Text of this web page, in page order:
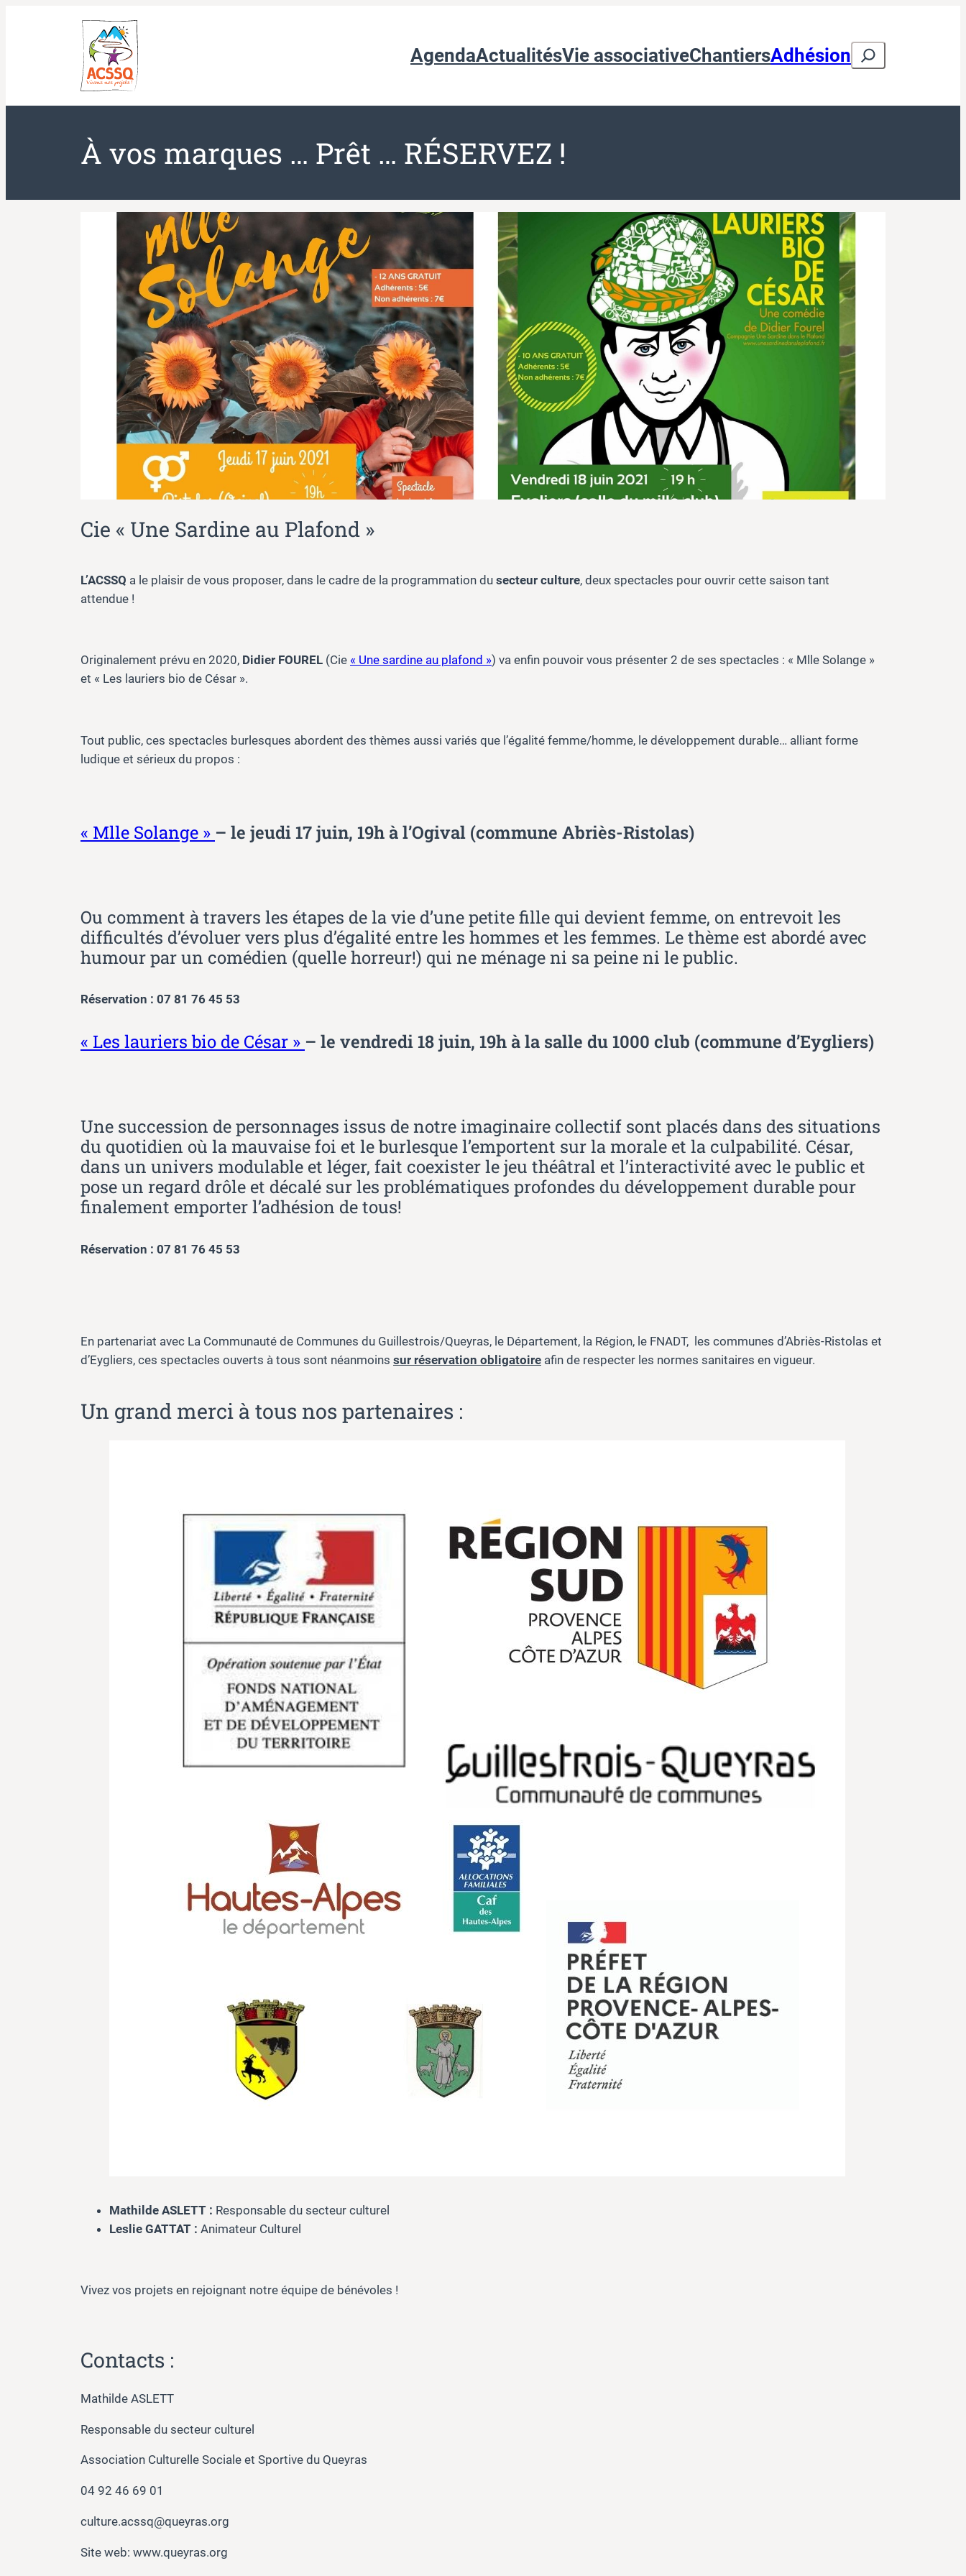
AgendaActualitésVie associativeChantiersAdhésion Search
À vos marques … Prêt … RÉSERVEZ !
Cie « Une Sardine au Plafond »
L’ACSSQ a le plaisir de vous proposer, dans le cadre de la programmation du secteur culture, deux spectacles pour ouvrir cette saison tant
attendue !
Originalement prévu en 2020, Didier FOUREL (Cie « Une sardine au plafond ») va enfin pouvoir vous présenter 2 de ses spectacles : « Mlle Solange »
et « Les lauriers bio de César ».
Tout public, ces spectacles burlesques abordent des thèmes aussi variés que l’égalité femme/homme, le développement durable… alliant forme
ludique et sérieux du propos :
« Mlle Solange » – le jeudi 17 juin, 19h à l’Ogival (commune Abriès-Ristolas)
Ou comment à travers les étapes de la vie d’une petite fille qui devient femme, on entrevoit les
difficultés d’évoluer vers plus d’égalité entre les hommes et les femmes. Le thème est abordé avec
humour par un comédien (quelle horreur!) qui ne ménage ni sa peine ni le public.
Réservation : 07 81 76 45 53
« Les lauriers bio de César » – le vendredi 18 juin, 19h à la salle du 1000 club (commune d’Eygliers)
Une succession de personnages issus de notre imaginaire collectif sont placés dans des situations
du quotidien où la mauvaise foi et le burlesque l’emportent sur la morale et la culpabilité. César,
dans un univers modulable et léger, fait coexister le jeu théâtral et l’interactivité avec le public et
pose un regard drôle et décalé sur les problématiques profondes du développement durable pour
finalement emporter l’adhésion de tous!
Réservation : 07 81 76 45 53
En partenariat avec La Communauté de Communes du Guillestrois/Queyras, le Département, la Région, le FNADT, les communes d’Abriès-Ristolas et
d’Eygliers, ces spectacles ouverts à tous sont néanmoins sur réservation obligatoire afin de respecter les normes sanitaires en vigueur.
Un grand merci à tous nos partenaires :
Mathilde ASLETT : Responsable du secteur culturel
Leslie GATTAT : Animateur Culturel
Vivez vos projets en rejoignant notre équipe de bénévoles !
Contacts :
Mathilde ASLETT
Responsable du secteur culturel
Association Culturelle Sociale et Sportive du Queyras
04 92 46 69 01
culture.acssq@queyras.org
Site web: www.queyras.org